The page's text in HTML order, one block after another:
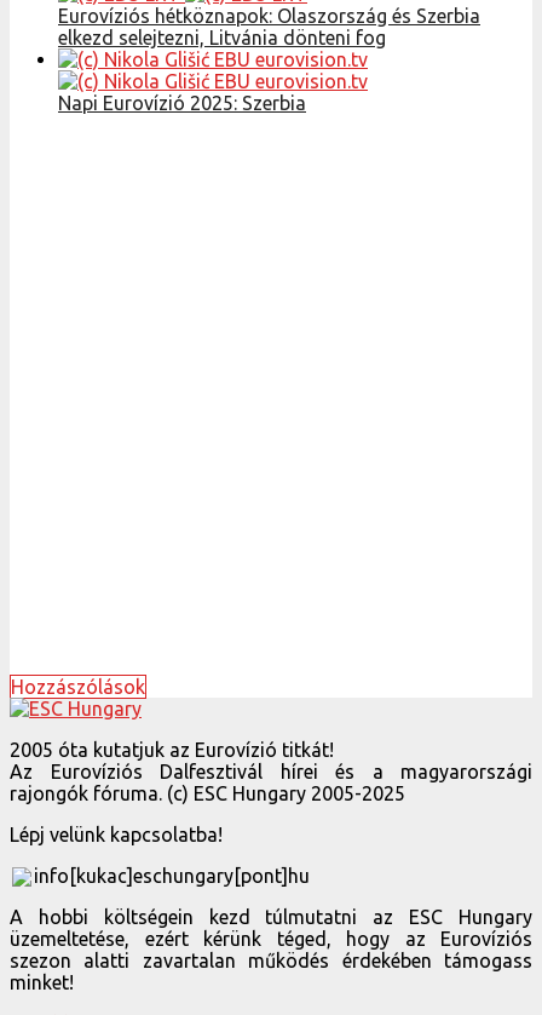
Eurovíziós hétköznapok: Olaszország és Szerbia
elkezd selejtezni, Litvánia dönteni fog
Napi Eurovízió 2025: Szerbia
Hozzászólások
2005 óta kutatjuk az Eurovízió titkát!
Az Eurovíziós Dalfesztivál hírei és a magyarországi
rajongók fóruma. (c) ESC Hungary 2005-2025
Lépj velünk kapcsolatba!
info[kukac]eschungary[pont]hu
A hobbi költségein kezd túlmutatni az ESC Hungary
üzemeltetése, ezért kérünk téged, hogy az Eurovíziós
szezon alatti zavartalan működés érdekében támogass
minket!